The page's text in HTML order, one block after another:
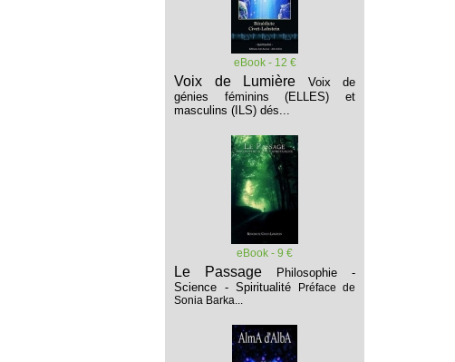
eBook - 12 €
Voix de Lumière
Voix de
génies féminins (ELLES) et
masculins (ILS) dés...
eBook - 9 €
Le Passage
Philosophie -
Science - Spiritualité
Préface de
Sonia Barka...